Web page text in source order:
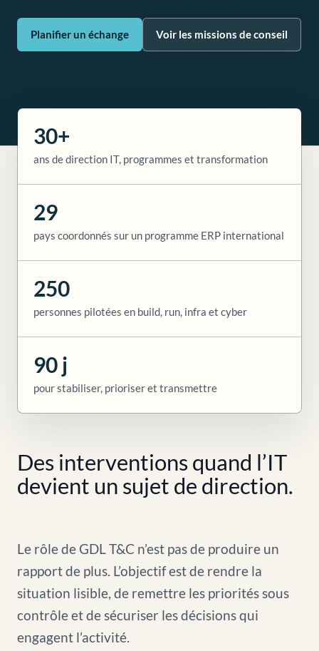
Planifier un échange Voir les missions de conseil
30+
ans de direction IT, programmes et transformation
29
pays coordonnés sur un programme ERP international
250
personnes pilotées en build, run, infra et cyber
90 j
pour stabiliser, prioriser et transmettre
Des interventions quand l’IT
devient un sujet de direction.
Le rôle de GDL T&C n’est pas de produire un
rapport de plus. L’objectif est de rendre la
situation lisible, de remettre les priorités sous
contrôle et de sécuriser les décisions qui
engagent l’activité.